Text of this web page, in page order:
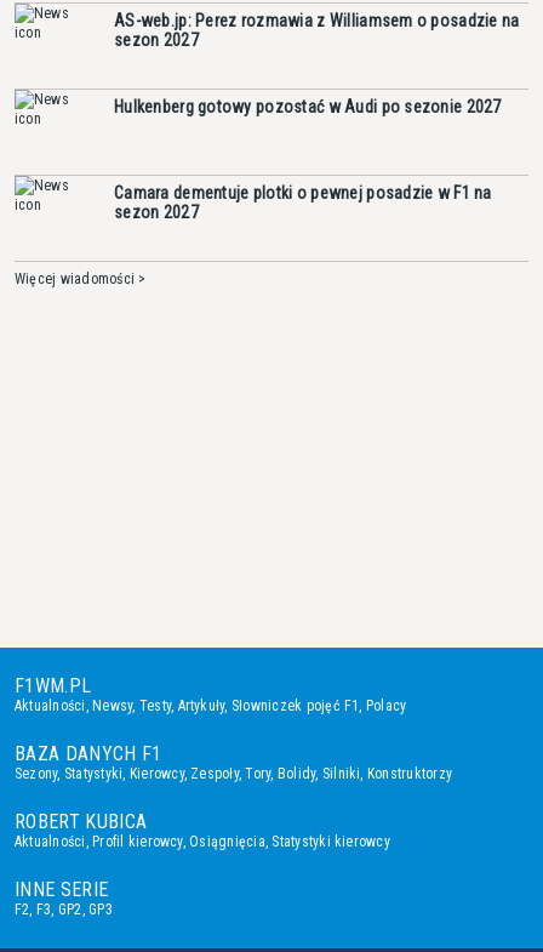
AS-web.jp: Perez rozmawia z Williamsem o posadzie na
sezon 2027
Hulkenberg gotowy pozostać w Audi po sezonie 2027
Camara dementuje plotki o pewnej posadzie w F1 na
sezon 2027
Więcej wiadomości >
F1WM.PL
Aktualności, Newsy, Testy, Artykuły, Słowniczek pojęć F1, Polacy
BAZA DANYCH F1
Sezony, Statystyki, Kierowcy, Zespoły,Tory, Bolidy, Silniki, Konstruktorzy
ROBERT KUBICA
Aktualności, Profil kierowcy,Osiągnięcia, Statystyki kierowcy
INNE SERIE
F2, F3, GP2,GP3